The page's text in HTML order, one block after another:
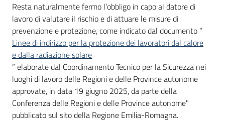
Resta naturalmente fermo l’obbligo in capo al datore di
lavoro di valutare il rischio e di attuare le misure di
prevenzione e protezione, come indicato dal documento “
Linee di indirizzo per la protezione dei lavoratori dal calore
e dalla radiazione solare
” elaborate dal Coordinamento Tecnico per la Sicurezza nei
luoghi di lavoro delle Regioni e delle Province autonome
approvate, in data 19 giugno 2025, da parte della
Conferenza delle Regioni e delle Province autonome"
pubblicato sul sito della Regione Emilia-Romagna.